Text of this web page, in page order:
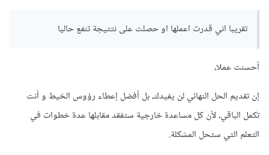
تقريبا اني قدرت اعملها او حصلت على نتتيجة تنفع حاليا
أحسنت عملا،
إن تقديم الحل النهائي لن يفيدك، بل أفضل إعطاء رؤوس الخيط و أنت
تكمل الباقي، لأن كل مساعدة خارجية ستفقد مقابلها عدة خطوات في
التعلم التي ستحل المشكلة.